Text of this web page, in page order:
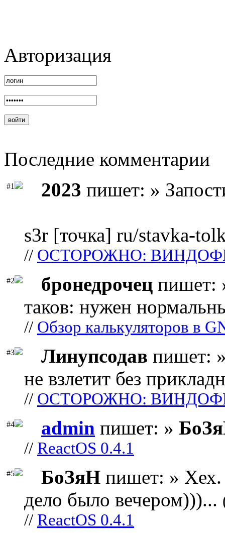
Авторизация
Последние комментарии
#1 2023 пишет: »
s3r [точка] ru/stavka-
// ОСТОРОЖНО:
#2 бронедрочец пишет:
таков: нужен
// Обзор калькуляторов в
#3 Линупсодав пишет:
не взлетит без
// ОСТОРОЖНО:
#4 admin пишет: »
// ReactOS 0.4.1
#5 БоЗяН пишет: » Хех.
дело было вечером)))...
// ReactOS 0.4.1